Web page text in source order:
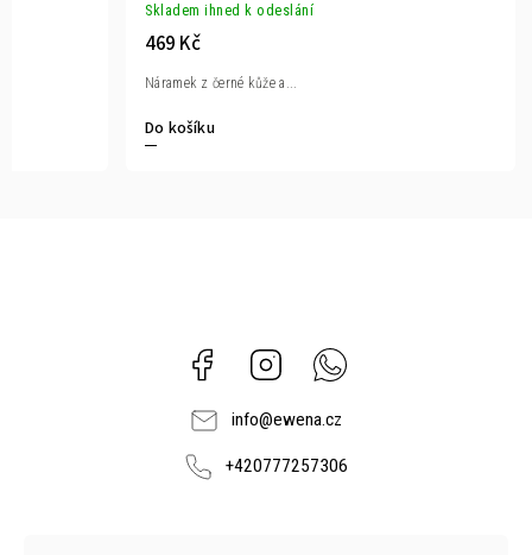
Skladem ihned k odeslání
469 Kč
Do košíku
Náramek z černé kůže a...
Facebook Instagram
info@ewena.cz
+420777257306